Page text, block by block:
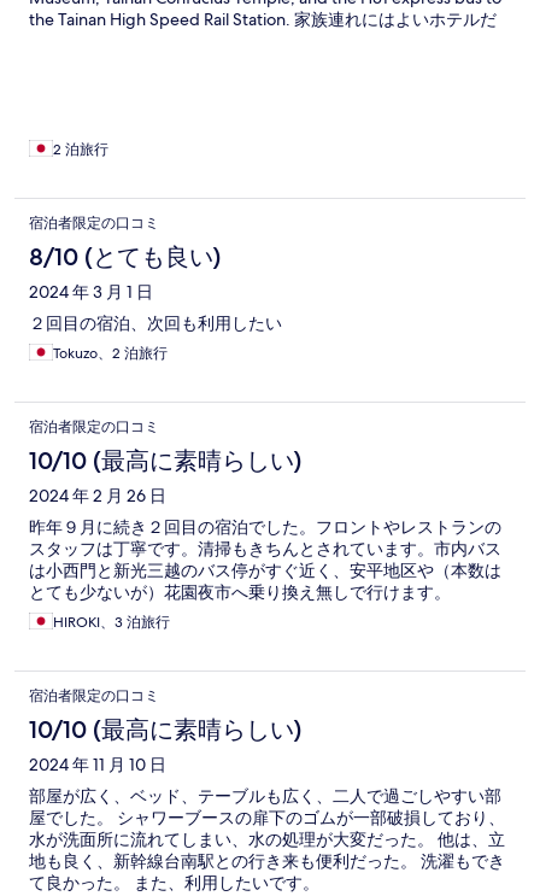
the Tainan High Speed Rail Station. 家族連れにはよいホテルだ
2 泊旅行
宿泊者限定の口コミ
8/10 (とても良い)
2024 年 3 月 1 日
２回目の宿泊、次回も利用したい
Tokuzo、2 泊旅行
宿泊者限定の口コミ
10/10 (最高に素晴らしい)
2024 年 2 月 26 日
昨年９月に続き２回目の宿泊でした。フロントやレストランの
スタッフは丁寧です。清掃もきちんとされています。市内バス
は小西門と新光三越のバス停がすぐ近く、安平地区や（本数は
とても少ないが）花園夜市へ乗り換え無しで行けます。
HIROKI、3 泊旅行
宿泊者限定の口コミ
10/10 (最高に素晴らしい)
2024 年 11 月 10 日
部屋が広く、ベッド、テーブルも広く、二人で過ごしやすい部
屋でした。 シャワーブースの扉下のゴムが一部破損しており、
水が洗面所に流れてしまい、水の処理が大変だった。 他は、立
地も良く、新幹線台南駅との行き来も便利だった。 洗濯もでき
て良かった。 また、利用したいです。